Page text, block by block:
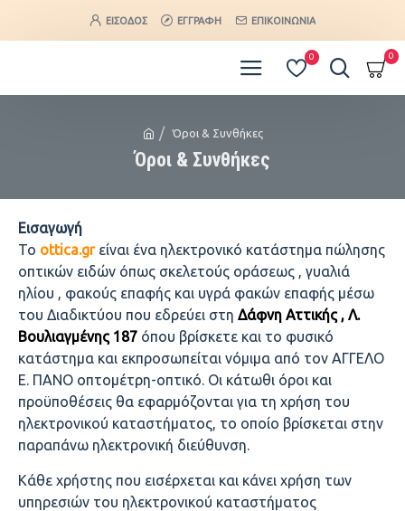
ΕΊΣΟΔΟΣ ΕΓΓΡΑΦΉ ΕΠΙΚΟΙΝΩΝΊΑ
0 0
Όροι & Συνθήκες
Όροι & Συνθήκες
Εισαγωγή
Το ottica.grείναι ένα ηλεκτρονικό κατάστημα πώλησης
οπτικών ειδών όπως σκελετούς οράσεως , γυαλιά
ηλίου , φακούς επαφής και υγρά φακών επαφής μέσω
του Διαδικτύου που εδρεύει στη Δάφνη Αττικής , Λ.
Βουλιαγμένης 187 όπου βρίσκετε και το φυσικό
κατάστημα και εκπροσωπείται νόμιμα από τον ΑΓΓΕΛΟ
Ε. ΠΑΝΟ οπτομέτρη-οπτικό. Οι κάτωθι όροι και
προϋποθέσεις θα εφαρμόζονται για τη χρήση του
ηλεκτρονικού καταστήματος, το οποίο βρίσκεται στην
παραπάνω ηλεκτρονική διεύθυνση.
Κάθε χρήστης που εισέρχεται και κάνει χρήση των
υπηρεσιών του ηλεκτρονικού καταστήματος